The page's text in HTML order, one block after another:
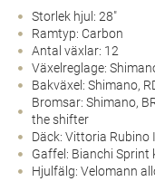
Storlek hjul: 28"
Ramtyp: Carbon
Antal växlar: 12
Växelreglage:
Bakväxel: Shimano,
Bromsar: Shimano,
the shifter
Däck: Vittoria Rubino
Gaffel: Bianchi Sprint
Hjulfälg: Velomann